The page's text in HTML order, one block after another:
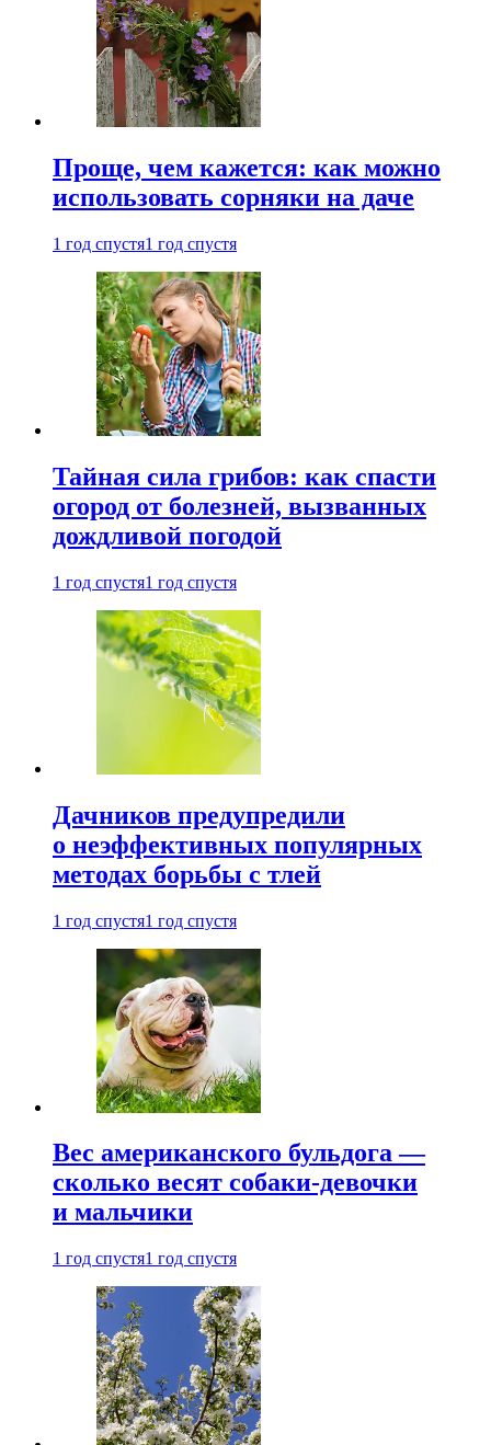
Проще, чем кажется: как можно
использовать сорняки на даче
1 год спустя1 год спустя
Тайная сила грибов: как спасти
огород от болезней, вызванных
дождливой погодой
1 год спустя1 год спустя
Дачников предупредили
о неэффективных популярных
методах борьбы с тлей
1 год спустя1 год спустя
Вес американского бульдога —
сколько весят собаки-девочки
и мальчики
1 год спустя1 год спустя